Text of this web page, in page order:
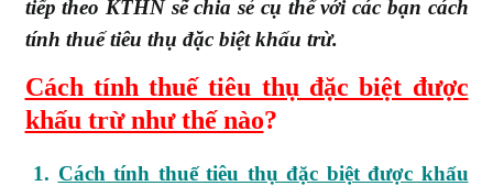
tiếp theo KTHN sẽ chia sẻ cụ thể với các bạn cách
tính thuế tiêu thụ đặc biệt khấu trừ.
Cách tính thuế tiêu thụ đặc biệt được
khấu trừ như thế nào?
1. Cách tính thuế tiêu thụ đặc biệt được khấu